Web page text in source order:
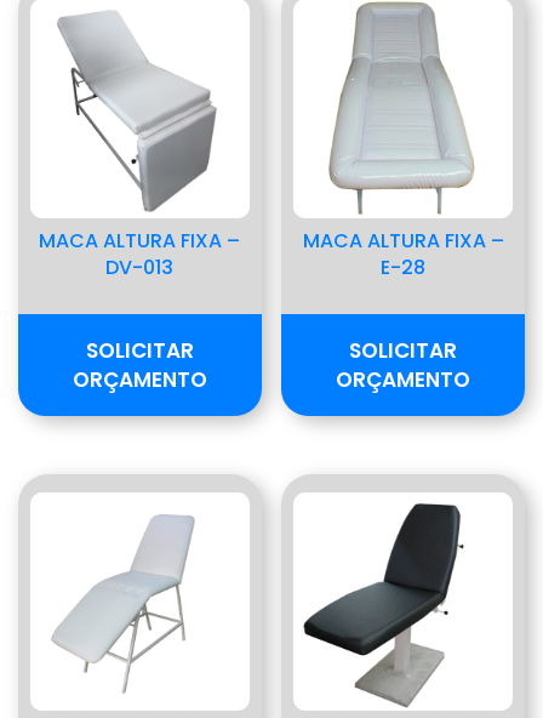
MACA ALTURA FIXA –
DV-013
SOLICITAR
ORÇAMENTO
MACA ALTURA FIXA –
E-28
SOLICITAR
ORÇAMENTO